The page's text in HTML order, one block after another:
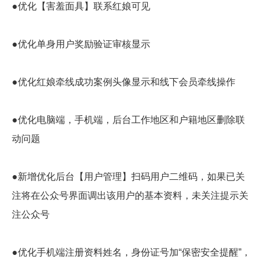
●优化【害羞面具】联系红娘可见
●优化单身用户奖励验证审核显示
●优化红娘牵线成功案例头像显示和线下会员牵线操作
●优化电脑端，手机端，后台工作地区和户籍地区删除联
动问题
●新增优化后台【用户管理】扫码用户二维码，如果已关
注将在公众号界面调出该用户的基本资料，未关注提示关
注公众号
●优化手机端注册资料姓名，身份证号加“保密安全提醒”，